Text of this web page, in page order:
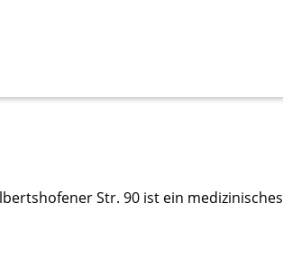
Str. 90 ist ein medizinisches